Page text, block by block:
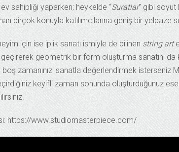
sahipliği yaparken; heykelde “Suratlar” gibi soyut
birçok konuyla katılımcılarına geniş bir yelpaze
için ise iplik sanatı ismiyle de bilinen string art
geometrik bir form oluşturma sanatını da
zamanınızı sanatla değerlendirmek isterseniz
keyifli zaman sonunda oluşturduğunuz
https://www.studiomasterpiece.com/